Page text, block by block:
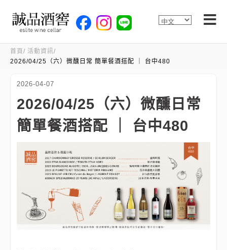
首頁
活動資訊
2026/04/25（六）微醺日常 簡單餐酒搭配 ｜ 台中480
2026-04-07
2026/04/25（六）微醺日常
簡單餐酒搭配 ｜ 台中480